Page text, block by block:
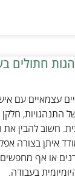
חתולים
עצמאיים עם
התנהגויות,
חשוב להבין
איתן בצורה
או אף
בעבודה.